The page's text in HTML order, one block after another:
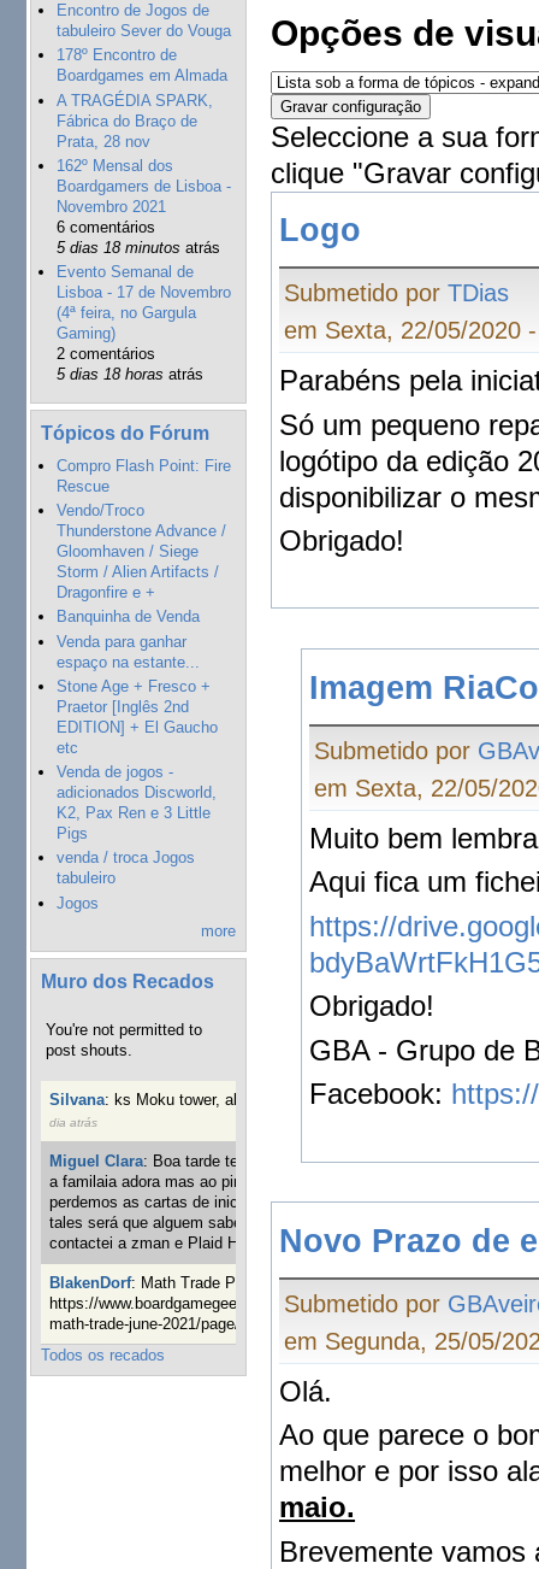
Encontro de Jogos de
tabuleiro Sever do Vouga
178º Encontro de
Boardgames em Almada
A TRAGÉDIA SPARK,
Fábrica do Braço de
Prata, 28 nov
162º Mensal dos
Boardgamers de Lisboa -
Novembro 2021
6 comentários
5 dias 18 minutos atrás
Evento Semanal de
Lisboa - 17 de Novembro
(4ª feira, no Gargula
Gaming)
2 comentários
5 dias 18 horas atrás
Tópicos do Fórum
Compro Flash Point: Fire
Rescue
Vendo/Troco
Thunderstone Advance /
Gloomhaven / Siege
Storm / Alien Artifacts /
Dragonfire e +
Banquinha de Venda
Venda para ganhar
espaço na estante...
Stone Age + Fresco +
Praetor [Inglês 2nd
EDITION] + El Gaucho
etc
Venda de jogos -
adicionados Discworld,
K2, Pax Ren e 3 Little
Pigs
venda / troca Jogos
tabuleiro
Jogos
more
Muro dos Recados
You're not permitted to
post shouts.
Silvana: ks Moku tower, alguém interessado?
4 semanas 1
dia atrás
Miguel Clara: Boa tarde tenho jogo Mice and mistics que
a familaia adora mas ao pintarmos as miniaturas
perdemos as cartas de iniciaticva da expanção downood
tales será que alguem sabe onde adquirir as cartas já
contactei a zman e Plaid Hat e nada
23 semanas 6 dias atrás
BlakenDorf: Math Trade Portuguesa a decorrer. Aqui:
https://www.boardgamegeek.com/geeklist/286035/portugal-
math-trade-june-2021/page/1
Todos os recados
Opções de
Seleccione a sua
clique "Gravar
Logo
Submetido porTDias
em Sexta, 22/05/2020
Parabéns pela
Só um pequeno
logótipo da edição
disponibilizar o
Obrigado!
Imagem
Submetido por
em Sexta, 22/05/
Muito bem
Aqui fica um
https://
Obrigado!
GBA - Grupo de
Facebook:
Novo Prazo de
Submetido por
em Segunda, 25/05/
Olá.
Ao que parece o
melhor e por isso
maio.
Brevemente vamos